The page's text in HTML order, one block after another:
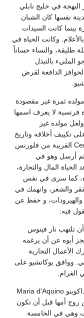
في خليج نابلي
نفسها كان الشبان
بينما كانت السيدات
وكانت الحياة في
طليقة، والنساء حساناً
المليء بالتبذل
الدافعة لقرض
ثمرة غير مقصودة
فرنسية لا يعرف اسمها
وأخلاقها موضع للريبة(9). ولعل مولده غير
تكييف أخلاقه وتاريخ
حياته. وجئ به وهو طفل إلى تشر تلدو Certaldo القريبة من فلورنس
أرسل وهو في
نابلي (1323)، حيث أعد الحياة المال والتجارة،
كما سرى في نفس
والشعر، وانهمك في
والهيرودات، و حفظ عن
فيه:
تلتهب نار فينوس
برودا«(10). فلما عجز أبوه عن أن يرغمه
الأعمال التجارية
ووافق يوكاتشيو على
وكانت أكثر النساء مرحاً في نابلي هي مارية داكوينو Maria d'Aquino
للملك الحكيم(11). ولكن زوج أمها قبل أن تكون
وهي في الخامسة